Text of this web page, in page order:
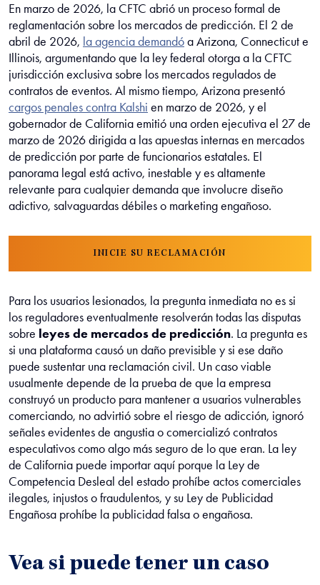
En marzo de 2026, la CFTC abrió un proceso formal de
reglamentación sobre los mercados de predicción. El 2 de
abril de 2026, la agencia demandóa Arizona, Connecticut e
Illinois, argumentando que la ley federal otorga a la CFTC
jurisdicción exclusiva sobre los mercados regulados de
contratos de eventos. Al mismo tiempo, Arizona presentó
cargos penales contra Kalshi en marzo de 2026, y el
gobernador de California emitió una orden ejecutiva el 27 de
marzo de 2026 dirigida a las apuestas internas en mercados
de predicción por parte de funcionarios estatales. El
panorama legal está activo, inestable y es altamente
relevante para cualquier demanda que involucre diseño
adictivo, salvaguardas débiles o marketing engañoso.
INICIE SU RECLAMACIÓN
Para los usuarios lesionados, la pregunta inmediata no es si
los reguladores eventualmente resolverán todas las disputas
sobre leyes de mercados de predicción. La pregunta es
si una plataforma causó un daño previsible y si ese daño
puede sustentar una reclamación civil. Un caso viable
usualmente depende de la prueba de que la empresa
construyó un producto para mantener a usuarios vulnerables
comerciando, no advirtió sobre el riesgo de adicción, ignoró
señales evidentes de angustia o comercializó contratos
especulativos como algo más seguro de lo que eran. La ley
de California puede importar aquí porque la Ley de
Competencia Desleal del estado prohíbe actos comerciales
ilegales, injustos o fraudulentos, y su Ley de Publicidad
Engañosa prohíbe la publicidad falsa o engañosa.
Vea si puede tener un caso